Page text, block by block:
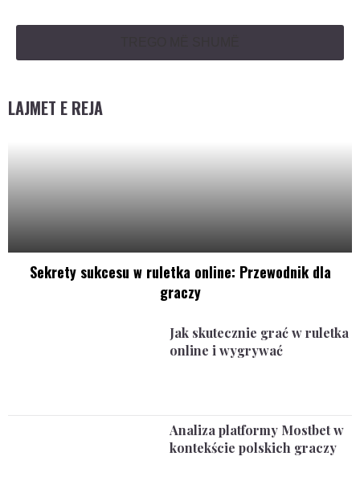
LAJMET E REJA
Sekrety sukcesu w ruletka online: Przewodnik dla
graczy
Jak skutecznie grać w ruletka
online i wygrywać
Analiza platformy Mostbet w
kontekście polskich graczy